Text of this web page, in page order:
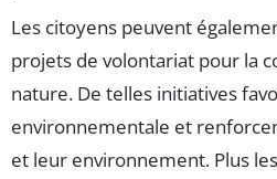
Les citoyens peuvent
projets de volontariat pour la
nature. De telles initiatives
environnementale et
et leur environnement. Plus